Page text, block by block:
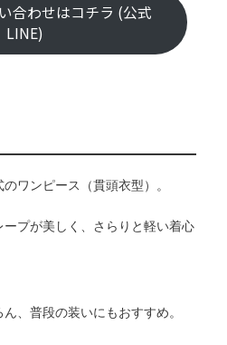
合わせはコチラ (公式
LINE)
ワンピース（貫頭衣型）。
プが美しく、さらりと軽い着心
、普段の装いにもおすすめ。